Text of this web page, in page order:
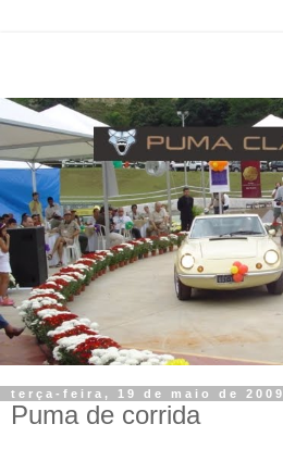
terça-feira, 19 de maio de 2009
Puma de corrida